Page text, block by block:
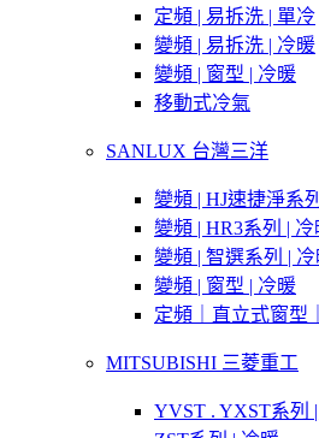
定頻 | 易拆洗 | 單冷
變頻 | 易拆洗 | 冷暖
變頻 | 窗型 | 冷暖
移動式冷氣
SANLUX 台灣三洋
變頻 | HJ速捷淨系
變頻 | HR3系列 | 冷
變頻 | 智選系列 |
變頻 | 窗型 | 冷暖
定頻｜直立式窗型
MITSUBISHI 三菱重工
YVST . YXST系列